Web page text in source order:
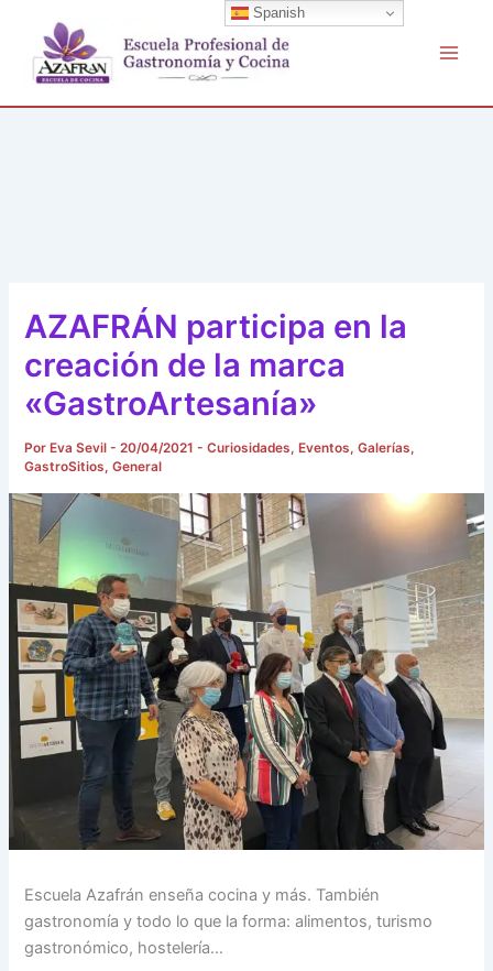
contenido
AZAFRÁN participa en la
creación de la marca
«GastroArtesanía»
PorEva Sevil-20/04/2021-Curiosidades,Eventos,Galerías,
GastroSitios,General
Escuela Azafrán enseña cocina y más. También
gastronomía y todo lo que la forma: alimentos, turismo
gastronómico, hostelería…
Spanish